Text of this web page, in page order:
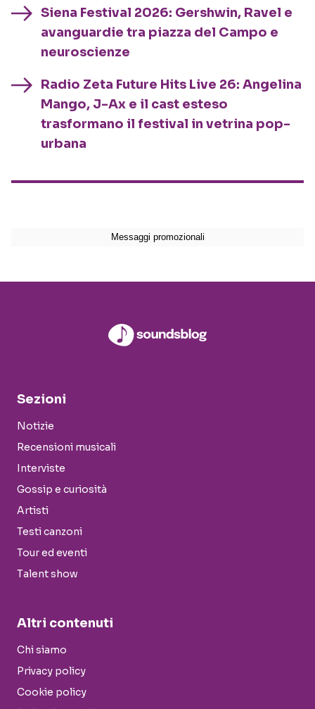
Siena Festival 2026: Gershwin, Ravel e
avanguardie tra piazza del Campo e
neuroscienze
Radio Zeta Future Hits Live 26: Angelina
Mango, J-Ax e il cast esteso
trasformano il festival in vetrina pop-
urbana
Sezioni
Notizie
Recensioni musicali
Interviste
Gossip e curiosità
Artisti
Testi canzoni
Tour ed eventi
Talent show
Altri contenuti
Chi siamo
Privacy policy
Cookie policy